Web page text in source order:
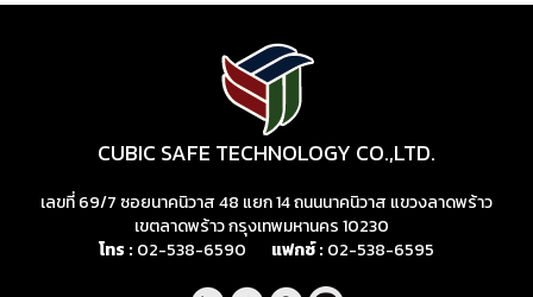
CUBIC SAFE TECHNOLOGY CO.,LTD.
เลขที่ 69/7 ซอยนาคนิวาส 48 แยก 14 ถนนนาคนิวาส แขวงลาดพร้าว
เขตลาดพร้าว กรุงเทพมหานคร 10230
โทร : 02-538-6590 แฟกซ์ : 02-538-6595